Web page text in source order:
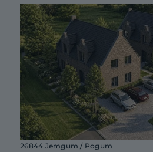
26844 Jemgum / Pogum